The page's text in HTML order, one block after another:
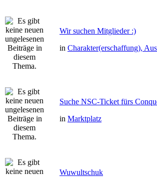
Wir suchen Mitglieder :)
in Charakter(erschaffung),
Suche NSC-Ticket fürs
in Marktplatz
Wuwultschuk